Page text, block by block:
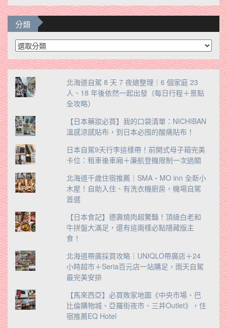
分類
分
類
北海道自駕 8 天 7 夜總整理｜6 個家庭 23
人、18 年後依然一起出發（每日行程＋景點
全攻略）
【日本藥妝必買】我的口袋清單：NICHIBAN
溫感涼感貼布，到日本必囤的酸痛貼布！
日本自駕9天行李這樣帶！前開式母子箱完美
卡位：租車後車廂＋廉航登機限制一次過關
北海道千歲住宿推薦｜SMA・MO inn 全新小
木屋！自助入住、有洗衣機廚房，機場自駕
首選
【日本食記】德壽燒肉超驚豔！頂級白老和
牛拼盤大滿足，還有這兩樣必點隱藏版主
食！
北海道帶廣採買攻略｜UNIQLO帶廣店＋24
小時超市＋Seria百元店一站購足，雨天自駕
最完美安排
【馬來西亞】必買敗家地圖《中央市場、巴
比倫購物城、亞羅街夜市、三井Outlet》，住
宿推薦EQ Hotel